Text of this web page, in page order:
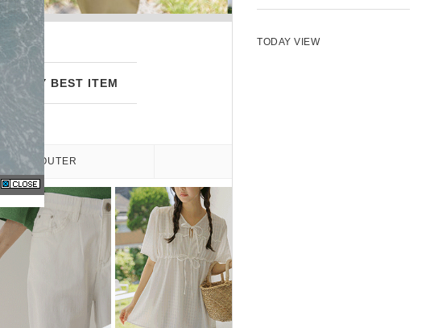
TODAY VIEW
WEEKLY BEST ITEM
OUTER